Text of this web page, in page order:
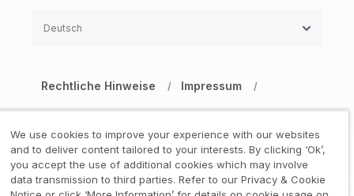
Rechtliche Hinweise / Impressum /
Marken / Vertrauen /
Nutzungsbedingungen Website /
Deutsch
We use cookies to improve your experience with our websites
and to deliver content tailored to your interests. By clicking ‘Ok’,
you accept the use of additional cookies which may involve
data transmission to third parties. Refer to our Privacy & Cookie